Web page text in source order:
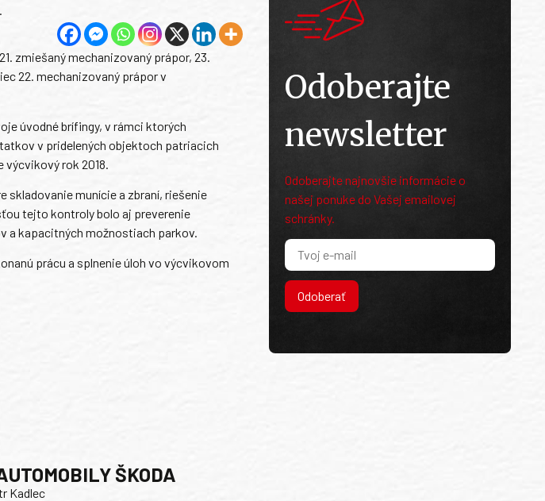
zmiešaný mechanizovaný prápor, 23.
22. mechanizovaný prápor v
úvodné brífingy, v rámci ktorých
v pridelených objektoch patriacich
rok 2018.
skladovanie munície a zbraní, riešenie
tejto kontroly bolo aj preverenie
a kapacitných možnostiach parkov.
prácu a splnenie úloh vo výcvikovom
ŠKODA
Kadlec
Odoberajte
newsletter
Odoberajte najnovšie informácie o
našej ponuke do Vašej emailovej
schránky.
Odoberať